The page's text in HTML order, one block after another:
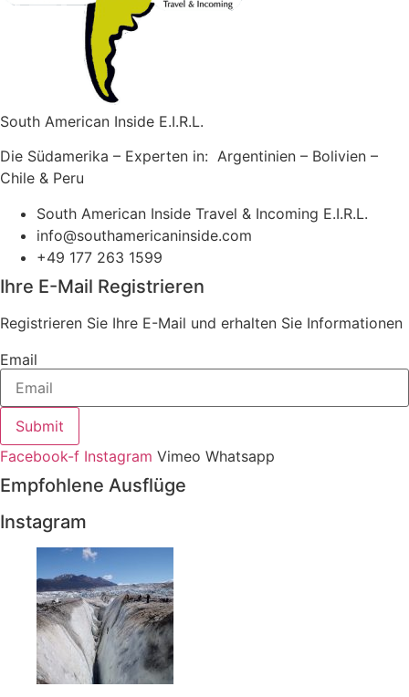
South American Inside E.I.R.L.
Die Südamerika – Experten in: Argentinien – Bolivien –
Chile & Peru
South American Inside Travel & Incoming E.I.R.L.
info@southamericaninside.com
+49 177 263 1599
Ihre E-Mail Registrieren
Registrieren Sie Ihre E-Mail und erhalten Sie Informationen
Email
Submit
Facebook-f Instagram Vimeo Whatsapp
Empfohlene Ausflüge
Instagram